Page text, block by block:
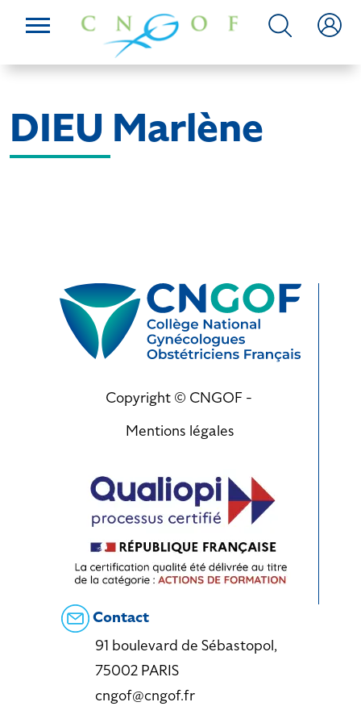
DIEU Marlène
Copyright © CNGOF -
Mentions légales
Contact
91 boulevard de Sébastopol,
75002 PARIS
cngof@cngof.fr